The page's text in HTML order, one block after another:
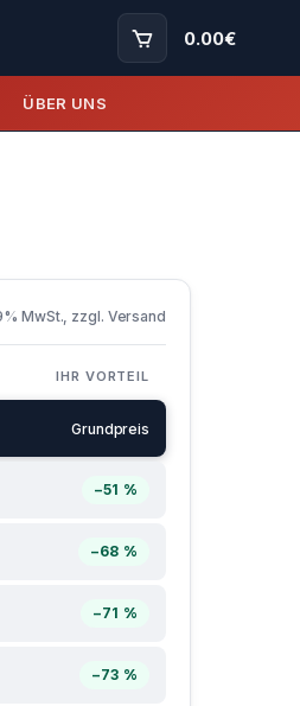
0.00€
ÜBER UNS
MwSt., zzgl. Versand
IHR VORTEIL
Grundpreis
−51 %
−68 %
−71 %
−73 %